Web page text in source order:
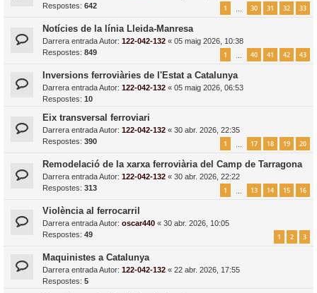
Respostes: 642 1 30 31 32 33
Notícies de la línia Lleida-Manresa
Darrera entrada Autor: 122-042-132 « 05 maig 2026, 10:38
Respostes: 849 1 40 41 42 43
Inversions ferroviàries de l'Estat a Catalunya
Darrera entrada Autor: 122-042-132 « 05 maig 2026, 06:53
Respostes: 10
Eix transversal ferroviari
Darrera entrada Autor: 122-042-132 « 30 abr. 2026, 22:35
Respostes: 390 1 17 18 19 20
Remodelació de la xarxa ferroviària del Camp de Tarragona
Darrera entrada Autor: 122-042-132 « 30 abr. 2026, 22:22
Respostes: 313 1 13 14 15 16
Violència al ferrocarril
Darrera entrada Autor: oscar440 « 30 abr. 2026, 10:05
Respostes: 49 1 2 3
Maquinistes a Catalunya
Darrera entrada Autor: 122-042-132 « 22 abr. 2026, 17:55
Respostes: 5